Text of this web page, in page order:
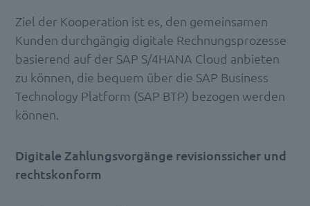
Ziel der Kooperation ist es, den gemeinsamen
Kunden durchgängig digitale Rechnungsprozesse
basierend auf der SAP S/4HANA Cloud anbieten
zu können, die bequem über die SAP Business
Technology Platform (SAP BTP) bezogen werden
können.
Digitale Zahlungsvorgänge revisionssicher und
rechtskonform